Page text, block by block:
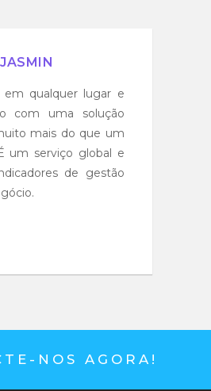
JASMIN
em qualquer lugar e
com uma solução
mais do que um
um serviço global e
de gestão
NOS AGORA!